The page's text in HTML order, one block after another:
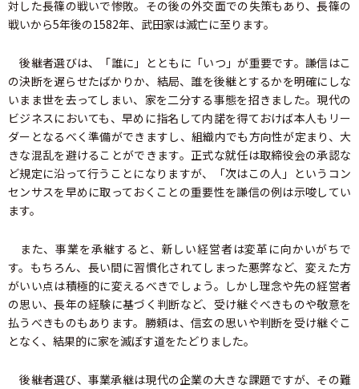
対した長篠の戦いで惨敗。その後の外交面での失策もあり、長篠の
戦いから5年後の1582年、武田家は滅亡に至ります。
後継者選びは、「誰に」とともに「いつ」が重要です。謙信はこ
の決断を遅らせたばかりか、結局、誰を後継とするかを明確にしな
いまま世を去ってしまい、家を二分する事態を招きました。現代の
ビジネスにおいても、早めに指名して内諾を得ておけば本人もリー
ダーとなるべく準備ができますし、組織内でも方向性が定まり、大
きな混乱を避けることができます。正式な就任は取締役会の承認な
ど規定に沿って行うことになりますが、「次はこの人」というコン
センサスを早めに取っておくことの重要性を謙信の例は示唆してい
ます。
また、事業を承継すると、新しい経営者は変革に向かいがちで
す。もちろん、長い間に習慣化されてしまった悪弊など、変えた方
がいい点は積極的に変えるべきでしょう。しかし理念や先の経営者
の思い、長年の経験に基づく判断など、受け継ぐべきものや敬意を
払うべきものもあります。勝頼は、信玄の思いや判断を受け継ぐこ
となく、結果的に家を滅ぼす道をたどりました。
後継者選び、事業承継は現代の企業の大きな課題ですが、その難